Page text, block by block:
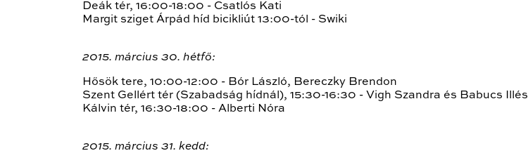
Deák tér, 16:00-18:00 - Csatlós Kati
Margit sziget Árpád híd bicikliút 13:00-tól - Swiki
2015. március 30. hétfő:
Hősök tere, 10:00-12:00 - Bór László, Bereczky Brendon
Szent Gellért tér (Szabadság hídnál), 15:30-16:30 - Vigh Szandra és Babucs Illés
Kálvin tér, 16:30-18:00 - Alberti Nóra
2015. március 31. kedd: